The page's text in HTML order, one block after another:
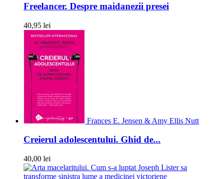
Freelancer. Despre maidanezii presei
40,95 lei
Frances E. Jensen & Amy Ellis Nutt
Creierul adolescentului. Ghid de...
40,00 lei